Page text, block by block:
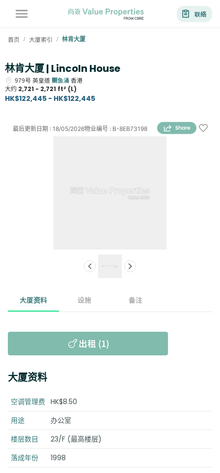
联络
首页 / 大厦索引 / 林肯大厦
林肯大厦 | Lincoln House
979号 英皇道鲗鱼涌 香港
大约 2,721 - 2,721 ft² (L)
HK$122,445 - HK$122,445
物业编号 : B-8EB73198
最后更新日期 : 18/05/2026
大厦资料 设施 备注
出租 (1)
大厦资料
空调管理费 HK$8.50
用途
办公室
楼层数目
23/F (最高楼层)
落成年份
1998